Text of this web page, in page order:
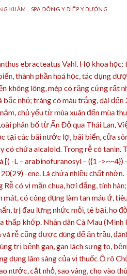
KHÁM _ SPA ĐÔNG Y DIỆP Y ĐƯỜNG
ebracteatus Vahl. Họ khoa học:
thành phần hoá học, tác dụng
không lông, mép có răng cứng rất
nhỏ; tràng có màu trắng, dài đến
chủ yếu từ mùa xuân đến mùa
phân bố từ Ấn Ðộ qua Thái Lan,
tại các bãi nước lợ, bãi biển, cửa
có chứa alcaloid. Trong rễ có tanin.
-L – arabinofuranosyl – ({1 ->~~4})
-ene. Lá chứa nhiều chất
có vị mặn chua, hơi đắng, tính
có công dụng làm tan máu ứ,
trị đau lưng nhức mỏi, tê bại, ho
khớp. Nhân dân Cà Mau
rễ cũng được dùng để ăn trầu,
trị bệnh gan, gan lách sưng to,
dụng lâm sàng của vị thuốc Ô rô
nước, cắt nhỏ, sao vàng, cho vào